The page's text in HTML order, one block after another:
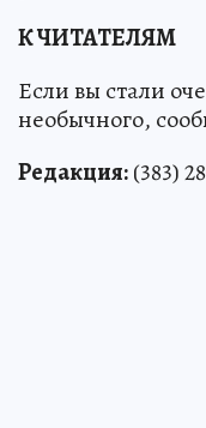
К ЧИТАТЕЛЯМ
Если вы стали
необычного,
Редакция:(383)